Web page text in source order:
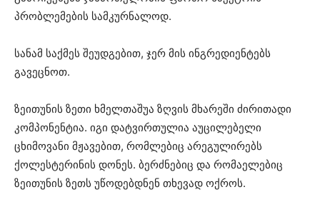
პრობლემების სამკურნალოდ.
სანამ საქმეს შეუდგებით, ჯერ მის ინგრედიენტებს
გავეცნოთ.
ზეითუნის ზეთი ხმელთაშუა ზღვის მხარეში ძირითადი
კომპონენტია. იგი დატვირთულია აუცილებელი
ცხიმოვანი მჟავებით, რომლებიც არეგულირებს
ქოლესტერინის დონეს. ბერძნებიც და რომაელებიც
ზეითუნის ზეთს უწოდებდნენ თხევად ოქროს.